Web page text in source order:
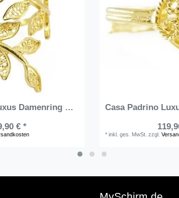
Casa Padrino Luxus Damenring Gold - Eleganter handgefertigter vergoldeter Ring - Moderner Damenschmuck
€ *
*inkl. ges. MwSt. zzgl.